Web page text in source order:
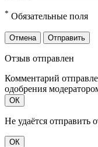
* Обязательные поля
Отмена Отправить
Отзыв отправлен
Комментарий
одобрения
ОК
Не удаётся отправить
ОК